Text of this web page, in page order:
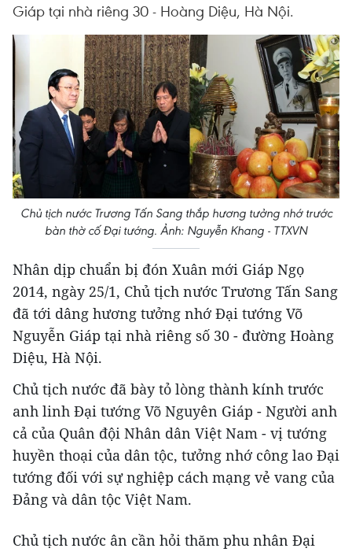
Giáp tại nhà riêng 30 - Hoàng Diệu, Hà Nội.
Chủ tịch nước Trương Tấn Sang thắp hương tưởng nhớ trước
bàn thờ cố Đại tướng. Ảnh: Nguyễn Khang - TTXVN
Nhân dịp chuẩn bị đón Xuân mới Giáp Ngọ
2014, ngày 25/1, Chủ tịch nước Trương Tấn Sang
đã tới dâng hương tưởng nhớ Đại tướng Võ
Nguyễn Giáp tại nhà riêng số 30 - đường Hoàng
Diệu, Hà Nội.
Chủ tịch nước đã bày tỏ lòng thành kính trước
anh linh Đại tướng Võ Nguyên Giáp - Người anh
cả của Quân đội Nhân dân Việt Nam - vị tướng
huyền thoại của dân tộc, tưởng nhớ công lao Đại
tướng đối với sự nghiệp cách mạng vẻ vang của
Đảng và dân tộc Việt Nam.
Chủ tịch nước ân cần hỏi thăm phu nhân Đại